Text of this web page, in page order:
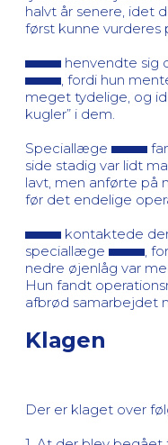
halvt år senere, idet
først kunne vurderes
henvendte sig
, fordi hun
meget tydelige, og
kugler” i dem.
Speciallæge
side stadig var lidt
lavt, men anførte på
før det endelige
kontaktede
speciallæge
,
nedre øjenlåg var
Hun fandt
afbrød samarbejdet
Klagen
Der er klaget over